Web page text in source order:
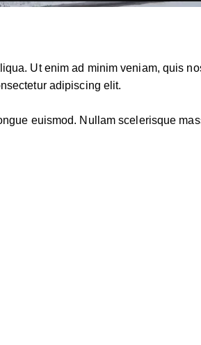
Ut enim ad minim veniam, quis
adipiscing elit.
euismod. Nullam scelerisque